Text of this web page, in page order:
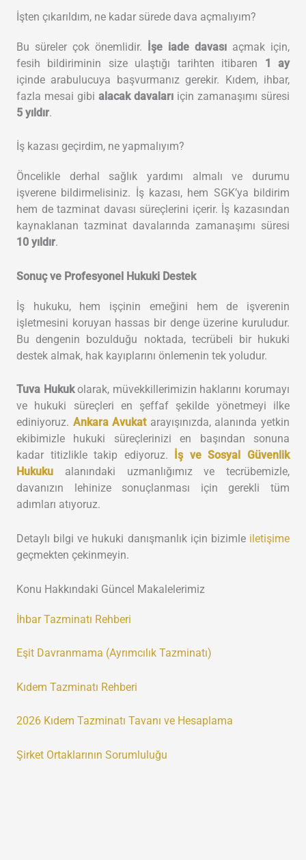
İşten çıkarıldım, ne kadar sürede dava açmalıyım?
Bu süreler çok önemlidir. İşe iade davası açmak için,
fesih bildiriminin size ulaştığı tarihten itibaren 1 ay
içinde arabulucuya başvurmanız gerekir. Kıdem, ihbar,
fazla mesai gibi alacak davaları için zamanaşımı süresi
5 yıldır.
İş kazası geçirdim, ne yapmalıyım?
Öncelikle derhal sağlık yardımı almalı ve durumu
işverene bildirmelisiniz. İş kazası, hem SGK’ya bildirim
hem de tazminat davası süreçlerini içerir. İş kazasından
kaynaklanan tazminat davalarında zamanaşımı süresi
10 yıldır.
Sonuç ve Profesyonel Hukuki Destek
İş hukuku, hem işçinin emeğini hem de işverenin
işletmesini koruyan hassas bir denge üzerine kuruludur.
Bu dengenin bozulduğu noktada, tecrübeli bir hukuki
destek almak, hak kayıplarını önlemenin tek yoludur.
Tuva Hukukolarak, müvekkillerimizin haklarını korumayı
ve hukuki süreçleri en şeffaf şekilde yönetmeyi ilke
ediniyoruz. Ankara Avukatarayışınızda, alanında yetkin
ekibimizle hukuki süreçlerinizi en başından sonuna
kadar titizlikle takip ediyoruz.
İş ve Sosyal Güvenlik
Hukuku alanındaki uzmanlığımız ve tecrübemizle,
davanızın lehinize sonuçlanması için gerekli tüm
adımları atıyoruz.
Detaylı bilgi ve hukuki danışmanlık için bizimle iletişime
geçmekten çekinmeyin.
Konu Hakkındaki Güncel Makalelerimiz
İhbar Tazminatı Rehberi
Eşit Davranmama (Ayrımcılık Tazminatı)
Kıdem Tazminatı Rehberi
2026 Kıdem Tazminatı Tavanı ve Hesaplama
Şirket Ortaklarının Sorumluluğu